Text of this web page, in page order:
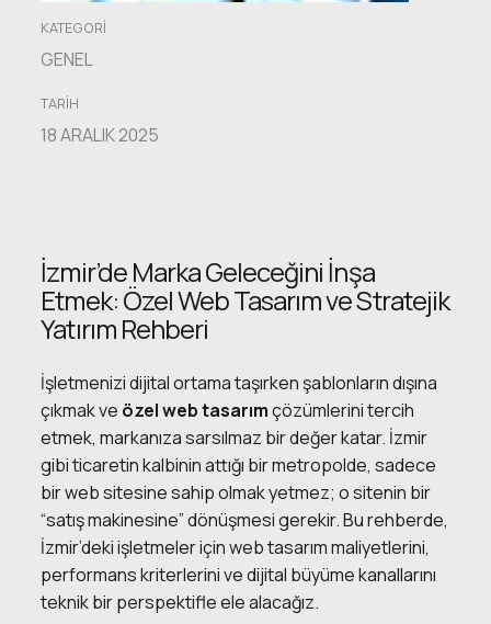
KATEGORI
GENEL
TARIH
18 ARALIK 2025
İzmir’de Marka Geleceğini İnşa
Etmek: Özel Web Tasarım ve Stratejik
Yatırım Rehberi
İşletmenizi dijital ortama taşırken şablonların dışına
çıkmak ve özel web tasarımçözümlerini tercih
etmek, markanıza sarsılmaz bir değer katar. İzmir
gibi ticaretin kalbinin attığı bir metropolde, sadece
bir web sitesine sahip olmak yetmez; o sitenin bir
“satış makinesine” dönüşmesi gerekir. Bu rehberde,
İzmir’deki işletmeler için web tasarım maliyetlerini,
performans kriterlerini ve dijital büyüme kanallarını
teknik bir perspektifle ele alacağız.